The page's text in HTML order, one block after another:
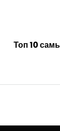
Топ 10